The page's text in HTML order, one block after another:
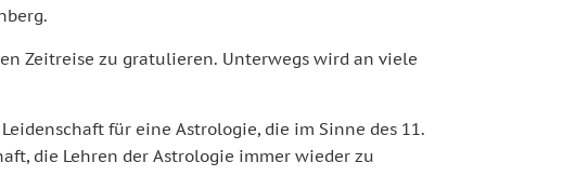
Zeitreise zu gratulieren. Unterwegs wird an viele
für eine Astrologie, die im Sinne des 11.
die Lehren der Astrologie immer wieder zu